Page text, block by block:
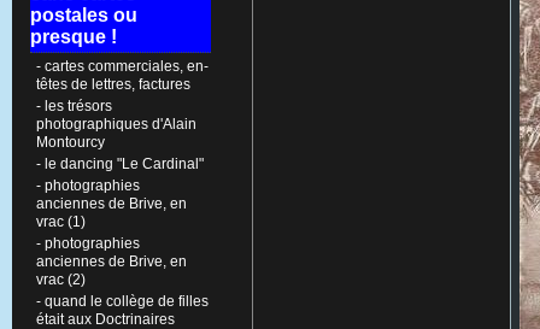
postales ou
presque !
- cartes commerciales, en-
têtes de lettres, factures
- les trésors
photographiques d'Alain
Montourcy
- le dancing "Le Cardinal"
- photographies
anciennes de Brive, en
vrac (1)
- photographies
anciennes de Brive, en
vrac (2)
- quand le collège de filles
était aux Doctrinaires